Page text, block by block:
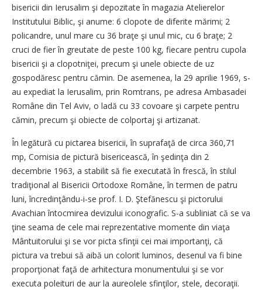
bisericii din Ierusalim şi depozitate în magazia Atelierelor
Institutului Biblic, şi anume: 6 clopote de diferite mărimi; 2
policandre, unul mare cu 36 braţe şi unul mic, cu 6 braţe; 2
cruci de fier în greutate de peste 100 kg, fiecare pentru cupola
bisericii şi a clopotniţei, precum şi unele obiecte de uz
gospodăresc pentru cămin. De asemenea, la 29 aprilie 1969, s-
au expediat la Ierusalim, prin Romtrans, pe adresa Ambasadei
Române din Tel Aviv, o ladă cu 33 covoare şi carpete pentru
cămin, precum şi obiecte de colportaj şi artizanat.
În legătură cu pictarea bisericii, în suprafaţă de circa 360,71
mp, Comisia de pictură bisericească, în şedinţa din 2
decembrie 1963, a stabilit să fie executată în frescă, în stilul
tradiţional al Bisericii Ortodoxe Române, în termen de patru
luni, încredinţându-i-se prof. I. D. Ştefănescu şi pictorului
Avachian întocmirea devizului iconografic. S-a subliniat că se va
ţine seama de cele mai reprezentative momente din viaţa
Mântuitorului şi se vor picta sfinţii cei mai importanţi, că
pictura va trebui să aibă un colorit luminos, desenul va fi bine
proporţionat faţă de arhitectura monumentului şi se vor
executa poleituri de aur la aureolele sfinţilor, stele, decoraţii.